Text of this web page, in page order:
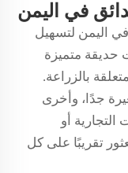
في اليمن
أفضل 5 مصنعين في اليمن لتسهيل
حديقة متميزة
بالزراعة.
جدًا، وأخرى
أو
تقريبًا على كل